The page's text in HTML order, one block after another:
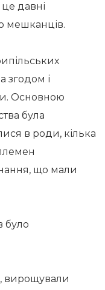
давні
мешканців.
згодом і
Основною
була
в роди, кілька
що мали
було
вирощували